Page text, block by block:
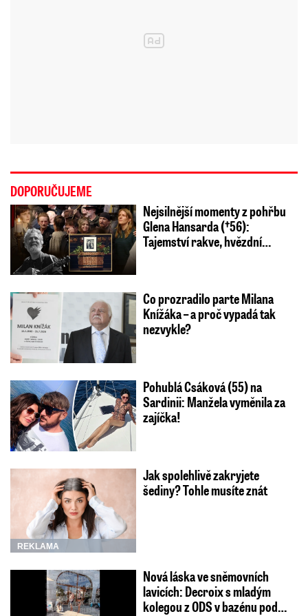
DOPORUČUJEME
Nejsilnější momenty z pohřbu
Glena Hansarda (†56):
Tajemství rakve, hvězdní…
Co prozradilo parte Milana
Knížáka – a proč vypadá tak
nezvykle?
Pohublá Csáková (55) na
Sardinii: Manžela vyměnila za
zajíčka!
REKLAMA
Jak spolehlivě zakryjete
šediny? Tohle musíte znát
Nová láska ve sněmovních
lavicích: Decroix s mladým
kolegou z ODS v bazénu pod…